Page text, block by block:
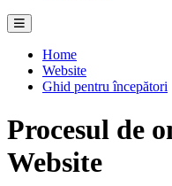
Home
Website
Ghid pentru începători
Procesul de
Website